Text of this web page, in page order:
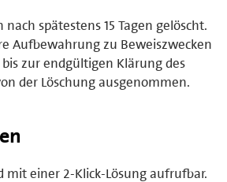
spätestens 15 Tagen gelöscht.
Aufbewahrung zu Beweiszwecken
zur endgültigen Klärung des
der Löschung ausgenommen.
mit einer 2-Klick-Lösung aufrufbar.